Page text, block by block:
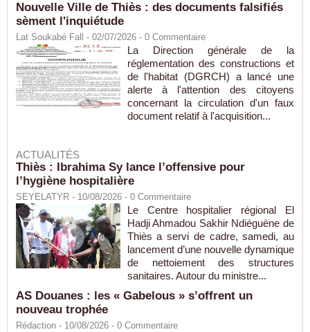
Nouvelle Ville de Thiès : des documents falsifiés
sèment l'inquiétude
Lat Soukabé Fall - 02/07/2026 - 0 Commentaire
La Direction générale de la
réglementation des constructions et
de l'habitat (DGRCH) a lancé une
alerte à l'attention des citoyens
concernant la circulation d'un faux
document relatif à l'acquisition...
ACTUALITÉS
Thiès : Ibrahima Sy lance l’offensive pour
l’hygiène hospitalière
SEYELATYR - 10/08/2026 - 0 Commentaire
Le Centre hospitalier régional El
Hadji Ahmadou Sakhir Ndiéguène de
Thiès a servi de cadre, samedi, au
lancement d’une nouvelle dynamique
de nettoiement des structures
sanitaires. Autour du ministre...
AS Douanes : les « Gabelous » s’offrent un
nouveau trophée
Rédaction - 10/08/2026 - 0 Commentaire